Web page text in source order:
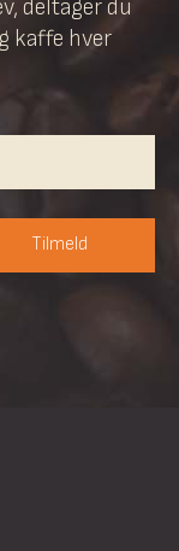
deltager du
kaffe hver
Tilmeld